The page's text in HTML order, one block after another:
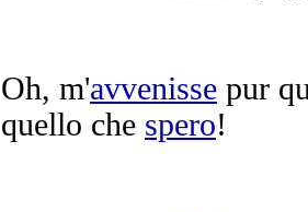
Oh, m'avvenisse pur
quello che spero!